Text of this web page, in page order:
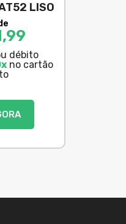
LISO
débito
no cartão